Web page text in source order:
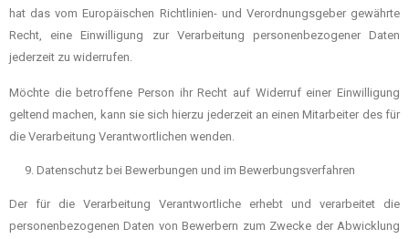
hat das vom Europäischen Richtlinien- und Verordnungsgeber gewährte
Recht, eine Einwilligung zur Verarbeitung personenbezogener Daten
jederzeit zu widerrufen.
Möchte die betroffene Person ihr Recht auf Widerruf einer Einwilligung
geltend machen, kann sie sich hierzu jederzeit an einen Mitarbeiter des für
die Verarbeitung Verantwortlichen wenden.
Datenschutz bei Bewerbungen und im Bewerbungsverfahren
Der für die Verarbeitung Verantwortliche erhebt und verarbeitet die
personenbezogenen Daten von Bewerbern zum Zwecke der Abwicklung